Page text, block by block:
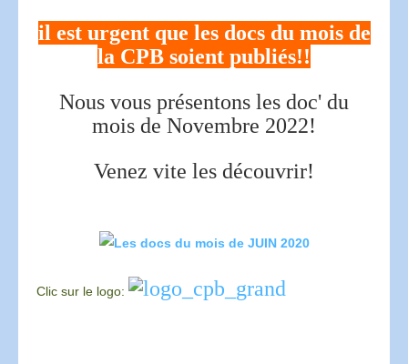
il est urgent que les docs du mois de
la CPB soient publiés!!
Nous vous présentons les doc' du
mois de Novembre 2022!
Venez vite les découvrir!
Clic sur le logo: